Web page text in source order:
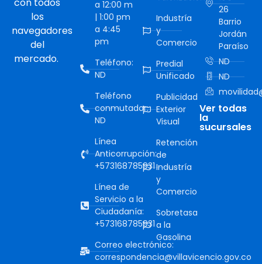
con todos
los
navegadores
del
mercado.
a 12:00 m
| 1:00 pm
a 4:45
pm
Teléfono:
ND
Teléfono
conmutador:
ND
Línea
Anticorrupción:
+573168785931
Línea de
Servicio a la
Ciudadanía:
+573168785931
Correo electrónico:
correspondencia@villavicencio.gov.co
Industría
y
Comercio
Predial
Unificado
Publicidad
Exterior
Visual
Retención
de
Industría
y
Comercio
Sobretasa
a la
Gasolina
26
Barrio
Jordán
Paraíso
ND
ND
Ver todas
la
sucursales